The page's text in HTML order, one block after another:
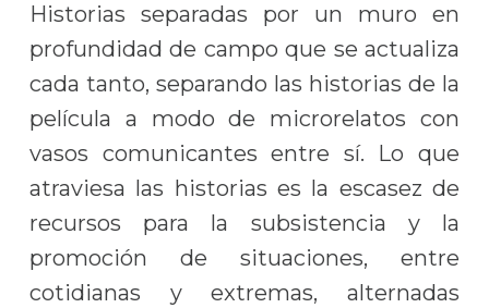
Historias separadas por un muro en
profundidad de campo que se actualiza
cada tanto, separando las historias de la
película a modo de microrelatos con
vasos comunicantes entre sí. Lo que
atraviesa las historias es la escasez de
recursos para la subsistencia y la
promoción de situaciones, entre
cotidianas y extremas, alternadas